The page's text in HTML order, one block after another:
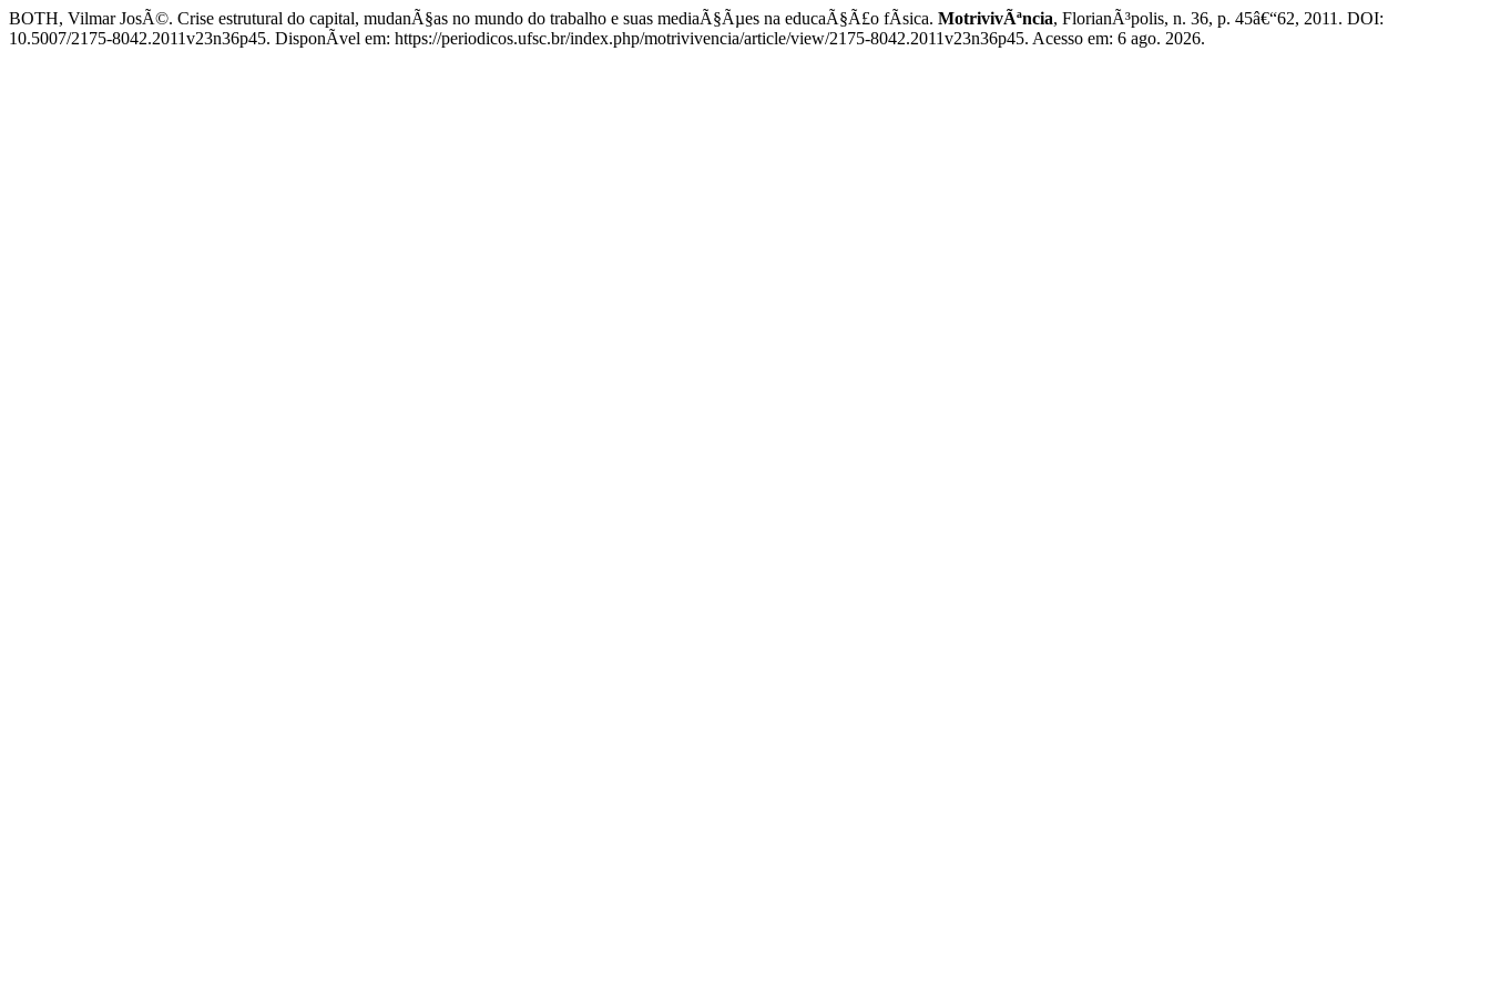
BOTH, Vilmar JosÃ©. Crise estrutural do capital, mudanÃ§as no mundo do trabalho e suas mediaÃ§Ãµes na educaÃ§Ã£o fÃ­sica. MotrivivÃªncia, FlorianÃ³polis, n. 36, p. 45â€“62, 2011. DOI:
10.5007/2175-8042.2011v23n36p45. DisponÃ­vel em: https://periodicos.ufsc.br/index.php/motrivivencia/article/view/2175-8042.2011v23n36p45. Acesso em: 6 ago. 2026.